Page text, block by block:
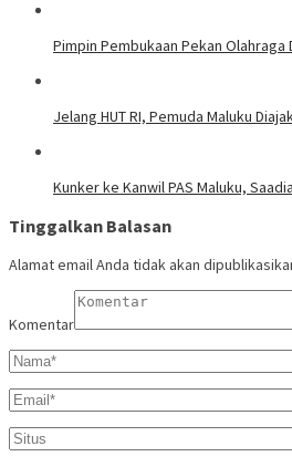
Pimpin Pembukaan Pekan
Jelang HUT RI, Pemuda Maluku
Kunker ke Kanwil PAS Maluku,
Tinggalkan Balasan
Alamat email Anda tidak akan
Komentar